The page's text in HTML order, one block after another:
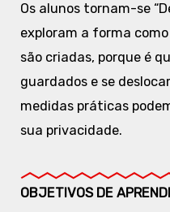
Os alunos tornam-se
exploram a forma
são criadas, porque é
guardados e se
medidas práticas
sua privacidade.
OBJETIVOS DE